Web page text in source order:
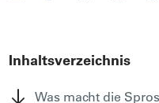
Inhaltsverzeichnis
Was macht die